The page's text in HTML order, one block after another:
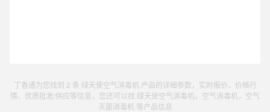
丁香通为您找到 2 条 绿天使空气消毒机 产品的详细参数，实时报价、价格行
情、优质批发/供应等信息，您还可以找 绿天使空气消毒机，空气消毒机，空气
灭菌消毒机 等产品信息